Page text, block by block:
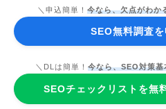
＼申込簡単！ 今なら、欠点がわか
SEO無料調査
＼DLは簡単！ 今なら、SEO対策
SEOチェックリストを無